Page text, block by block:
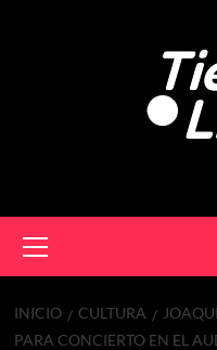
INICIO CULTURA
PARA CONCIERTO EN EL